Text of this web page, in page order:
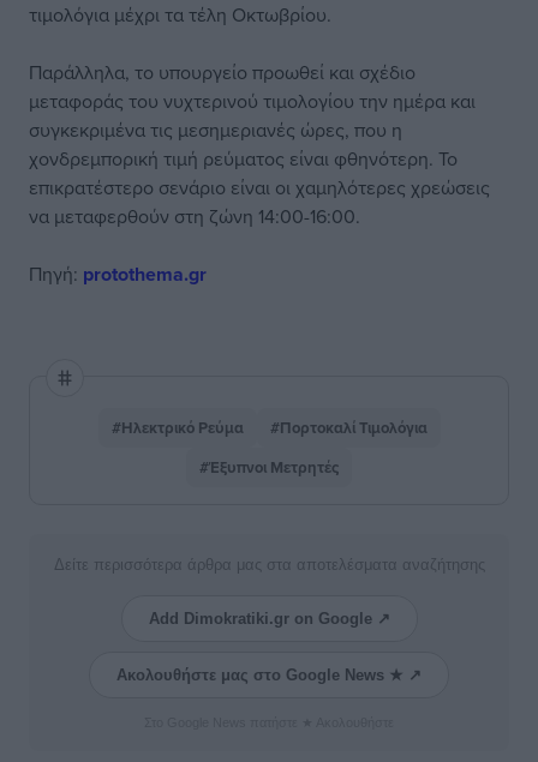
τιμολόγια μέχρι τα τέλη Οκτωβρίου.
Παράλληλα, το υπουργείο προωθεί και σχέδιο
μεταφοράς του νυχτερινού τιμολογίου την ημέρα και
συγκεκριμένα τις μεσημεριανές ώρες, που η
χονδρεμπορική τιμή ρεύματος είναι φθηνότερη. Το
επικρατέστερο σενάριο είναι οι χαμηλότερες χρεώσεις
να μεταφερθούν στη ζώνη 14:00-16:00.
Πηγή: protothema.gr
#Ηλεκτρικό Ρεύμα
#Πορτοκαλί Τιμολόγια
#Έξυπνοι Μετρητές
Δείτε περισσότερα άρθρα μας στα αποτελέσματα αναζήτησης
Add Dimokratiki.gr on Google ↗
Ακολουθήστε μας στο Google News ★ ↗